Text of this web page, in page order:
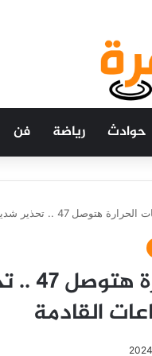
حوادث رياضة فن
هتوصل 47 .. تحذير شديد اللهجة بشأن حالة الطقس الساعات القادمة
القادمة